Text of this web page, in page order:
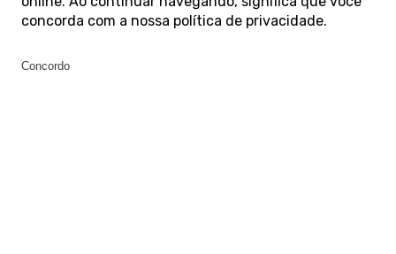
concorda com a nossa política de privacidade.
Concordo